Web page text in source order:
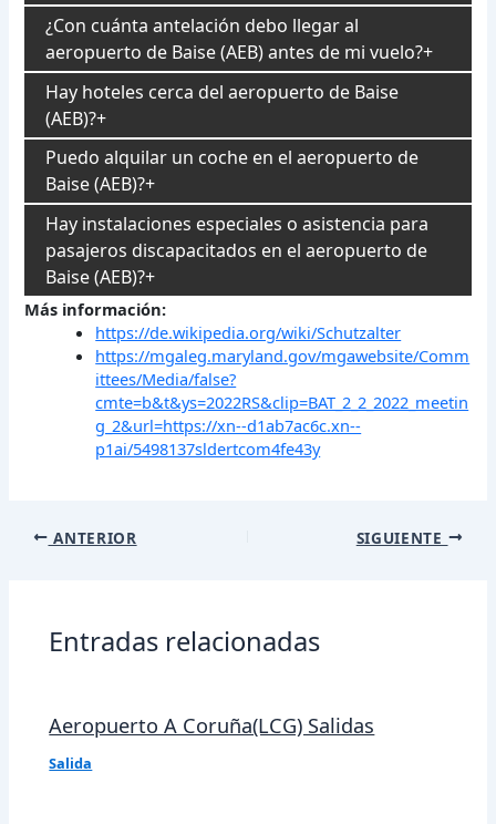
¿Con cuánta antelación debo llegar al
aeropuerto de Baise (AEB) antes de mi vuelo?
Hay hoteles cerca del aeropuerto de Baise
(AEB)?
Puedo alquilar un coche en el aeropuerto de
Baise (AEB)?
Hay instalaciones especiales o asistencia para
pasajeros discapacitados en el aeropuerto de
Baise (AEB)?
Más información:
https://de.wikipedia.org/wiki/Schutzalter
https://mgaleg.maryland.gov/mgawebsite/Comm
ittees/Media/false?
cmte=b&t&ys=2022RS&clip=BAT_2_2_2022_meetin
g_2&url=https://xn--d1ab7ac6c.xn--
p1ai/5498137sldertcom4fe43y
Navegación
ANTERIOR SIGUIENTE
Entradas relacionadas
Aeropuerto A Coruña(LCG) Salidas
Salida